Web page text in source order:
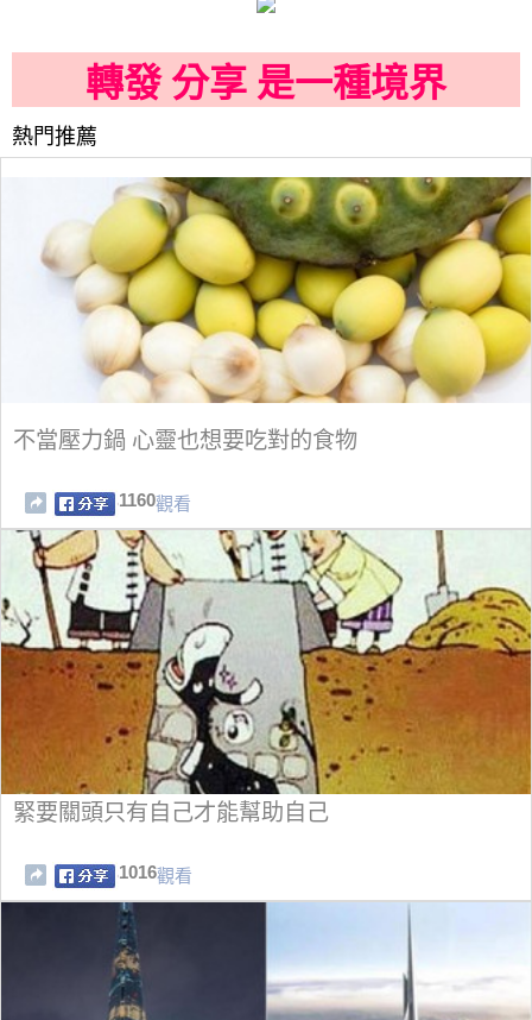
轉發 分享 是一種境界
熱門推薦
不當壓力鍋 心靈也想要吃對的食物
1160觀看
緊要關頭只有自己才能幫助自己
1016觀看